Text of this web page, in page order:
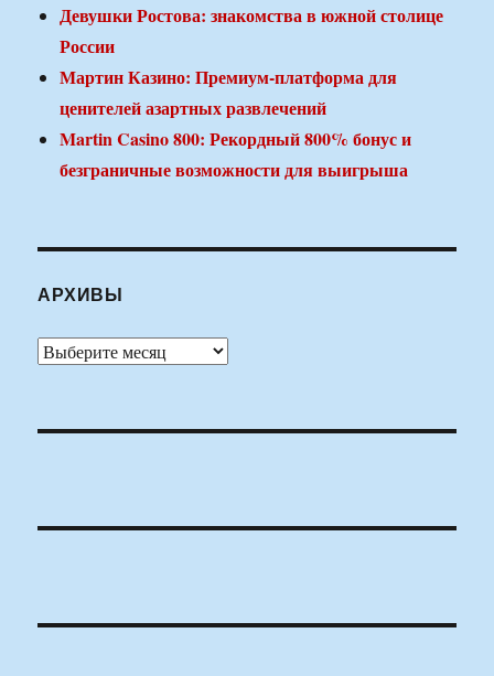
Девушки Ростова: знакомства в южной столице
России
Мартин Казино: Премиум-платформа для
ценителей азартных развлечений
Martin Casino 800: Рекордный 800% бонус и
безграничные возможности для выигрыша
АРХИВЫ
Архивы